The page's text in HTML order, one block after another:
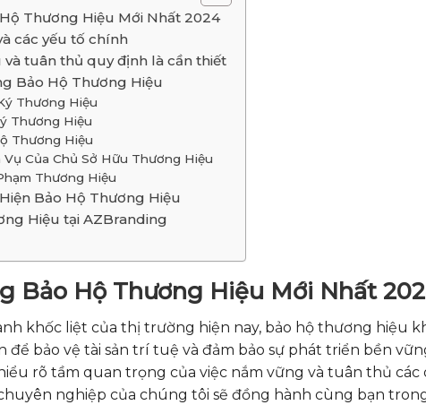
Thương Hiệu Mới Nhất 2024
các yếu tố chính
và tuân thủ quy định là cần thiết
Bảo Hộ Thương Hiệu
Thương Hiệu
Thương Hiệu
Thương Hiệu
Vụ Của Chủ Sở Hữu Thương Hiệu
Thương Hiệu
Bảo Hộ Thương Hiệu
Hiệu tại AZBranding
Bảo Hộ Thương Hiệu Mới Nhất
khốc liệt của thị trường hiện nay, bảo hộ thương hiệu
để bảo vệ tài sản trí tuệ và đảm bảo sự phát triển bền
rõ tầm quan trọng của việc nắm vững và tuân thủ
nghiệp của chúng tôi sẽ đồng hành cùng bạn